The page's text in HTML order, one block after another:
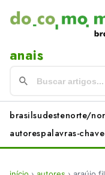
anais
brasilsudestenorte/
autorespalavras-chave